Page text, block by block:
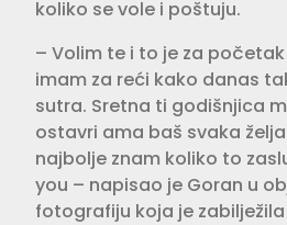
koliko se vole i poštuju.
– Volim te i to je za
imam za reći kako danas
sutra. Sretna ti godišnjica
ostavri ama baš svaka
najbolje znam koliko to
you – napisao je Goran u
fotografiju koja je